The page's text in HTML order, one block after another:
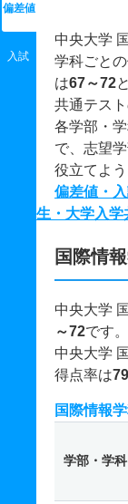
偏差値
入試
中央大学
学科ごと
は67～72
共通テス
各学部・
で、志望
役立てよう
偏差値・
生・大学入学
国際情
中央大学
～72です。
中央大学
得点率は
国際情報
学部・学科